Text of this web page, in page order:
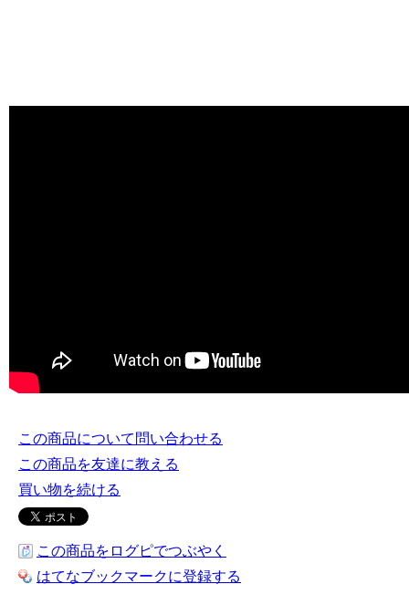
この商品について問い合わせる
この商品を友達に教える
買い物を続ける
この商品をログピでつぶやく
はてなブックマークに登録する